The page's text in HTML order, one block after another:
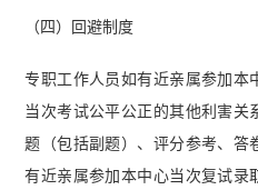
（四）回避制度
专职工作人员如有近亲属参加本
当次考试公平公正的其他利害
题（包括副题）、评分参考、答
有近亲属参加本中心当次复试录